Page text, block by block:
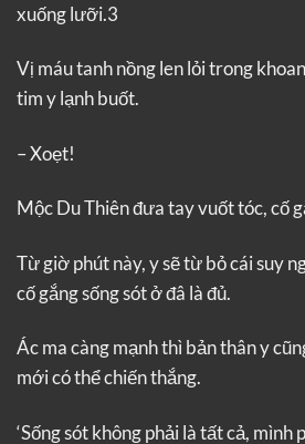
xuống lưỡi.3
Vị máu tanh nồng len lỏi trong
tim y lạnh buốt.
– Xoẹt!
Mộc Du Thiên đưa tay vuốt tóc, cố
Từ giờ phút này, y sẽ từ bỏ cái suy
cố gắng sống sót ở đâ là đủ.
Ác ma càng mạnh thì bản thân y
mới có thể chiến thắng.
‘Sống sót không phải là tất cả,